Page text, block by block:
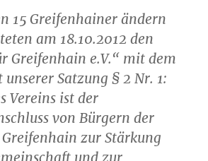
15 Greifenhainer ändern
am 18.10.2012 den
Greifenhain e.V.“ mit dem
unserer Satzung § 2 Nr. 1:
Vereins ist der
von Bürgern der
zur Stärkung